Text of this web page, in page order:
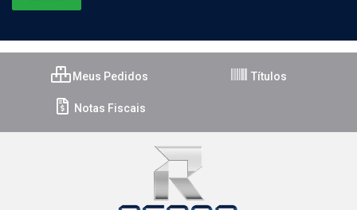
Meus Pedidos Títulos
Notas Fiscais